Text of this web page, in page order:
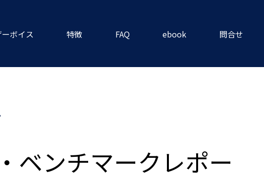
ボイス 特徴 FAQ ebook 問合せ
ベンチマークレポー